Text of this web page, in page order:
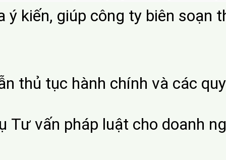
của công ty, bao gồm
được tư vấn quy định luật